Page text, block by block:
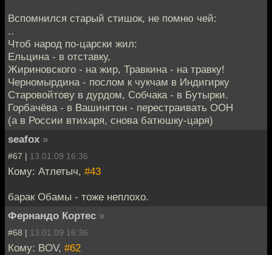
Вспомнился старый стишок, не помню чей:
..
Чтоб народ по-царски жил:
Ельцина - в отставку,
Жириновского - на жир, Травкина - на травку!
Черномырдина - послом к чукчам в Индигирку
Старовойтову в дурдом, Собчака - в Бутырки.
Горбачёва - в Вашингтон - перестраивать ООН
(а в России втихаря, снова батюшку-царя)
seafox »
#67 | 13.01.09 16:36
Кому: Атлетыч, #43
барак Обамы - тоже неплохо.
Фернандо Кортес »
#68 | 13.01.09 16:36
Кому: BOV, #62